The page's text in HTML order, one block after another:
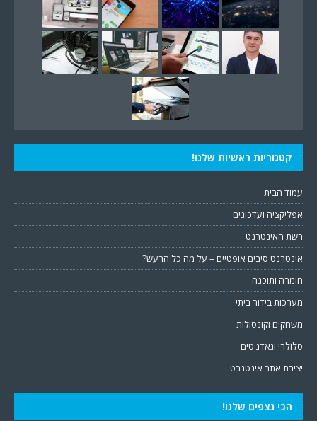
קטגוריות ראשיות שלנו!
עמוד הבית
אפליקציה ועדכונים
רשת האינטרנט
אינטרנט סיבים אופטיים – על מה כל הרעש?
חומרה ותוכנה
מערכות בידור ביתי
משחקים וקונסולות
סלולרי וגאדג'טים
יצירת אתר אינטנרט
הכי נצפים שלנו!